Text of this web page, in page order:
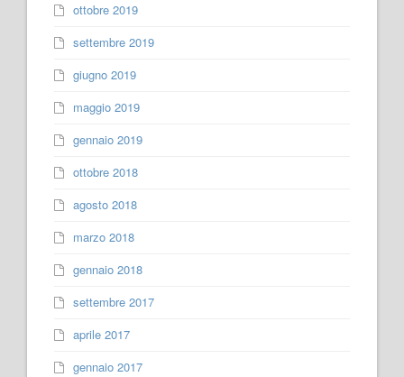
ottobre 2019
settembre 2019
giugno 2019
maggio 2019
gennaio 2019
ottobre 2018
agosto 2018
marzo 2018
gennaio 2018
settembre 2017
aprile 2017
gennaio 2017